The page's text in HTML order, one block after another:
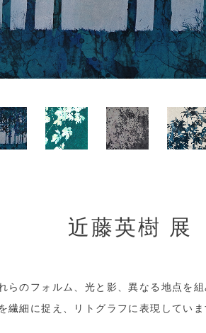
近藤英樹 展
らのフォルム、光と影、異なる地点を
細に捉え、リトグラフに表現していま